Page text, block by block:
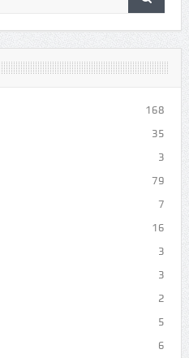
168
35
3
79
7
16
3
3
2
5
6